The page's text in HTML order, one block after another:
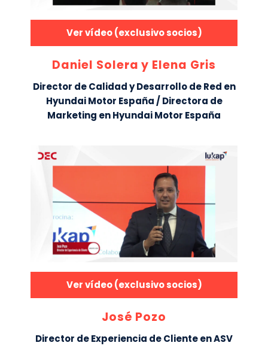
Ver vídeo (exclusivo socios)
Daniel Solera y Elena Gris
Director de Calidad y Desarrollo de Red en
Hyundai Motor España / Directora de
Marketing en Hyundai Motor España
Ver vídeo (exclusivo socios)
José Pozo
Director de Experiencia de Cliente en ASV